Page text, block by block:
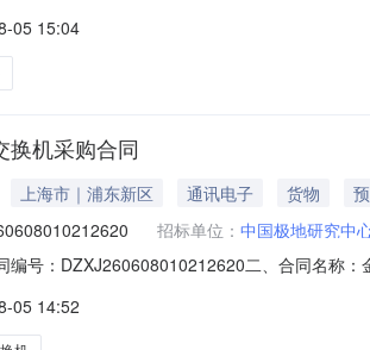
京兆南科技有限公司地址：北京市朝阳区立清
05 15:04
换机采购合同
上海市｜浦东新区 通讯电子 货物
招标单位： 中国极地研究中
编号：DZXJ260608010212620二、合同名称
：北京八零九零科技有限公司地址：北京市海
05 14:52